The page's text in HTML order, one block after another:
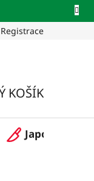
Registrace
KOŠÍK
Japonské